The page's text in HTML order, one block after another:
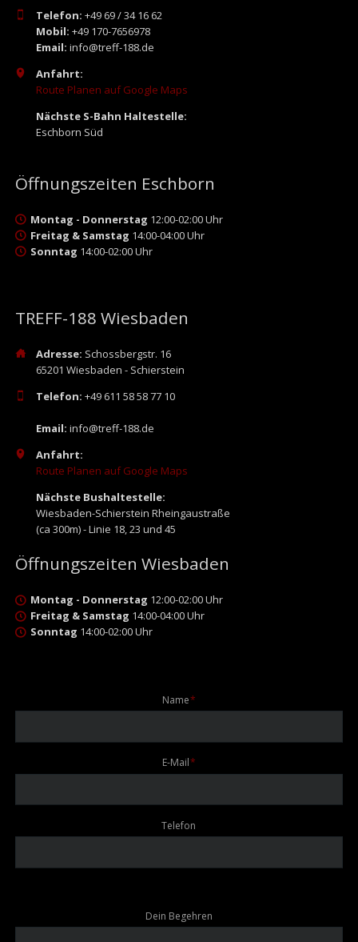
Telefon: +49 69 / 34 16 62
Mobil: +49 170-7656978
Email: info@treff-188.de
Anfahrt:
Route Planen auf Google Maps
Nächste S-Bahn Haltestelle:
Eschborn Süd
Öffnungszeiten Eschborn
Montag - Donnerstag 12:00-02:00 Uhr
Freitag & Samstag 14:00-04:00 Uhr
Sonntag 14:00-02:00 Uhr
TREFF-188 Wiesbaden
Adresse: Schossbergstr. 16
65201 Wiesbaden - Schierstein
Telefon: +49 611 58 58 77 10
Email: info@treff-188.de
Anfahrt:
Route Planen auf Google Maps
Nächste Bushaltestelle:
Wiesbaden-Schierstein Rheingaustraße
(ca 300m) - Linie 18, 23 und 45
Öffnungszeiten Wiesbaden
Montag - Donnerstag 12:00-02:00 Uhr
Freitag & Samstag 14:00-04:00 Uhr
Sonntag 14:00-02:00 Uhr
Pflichtfeld
Name*
Pflichtfeld
E-Mail*
Telefon
Dein Begehren